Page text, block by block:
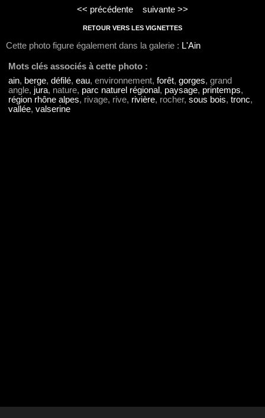
<< précédente suivante >>
RETOUR VERS LES VIGNETTES
Cette photo figure également dans la galerie : L'Ain
Mots clés associés à cette photo :
ain, berge, défilé, eau, environnement, forêt, gorges, grand
angle, jura, nature, parc naturel régional , paysage, printemps,
région rhône alpes, rivage, rive, rivière, rocher, sous bois, tronc,
vallée, valserine